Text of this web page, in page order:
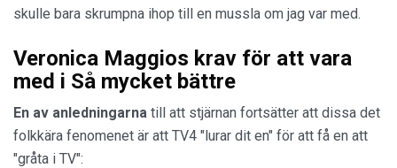
skulle bara skrumpna ihop till en mussla om jag var med.
Veronica Maggios krav för att vara
med i Så mycket bättre
En av anledningarna till att stjärnan fortsätter att dissa det
folkkära fenomenet är att TV4 "lurar dit en" för att få en att
"gråta i TV":